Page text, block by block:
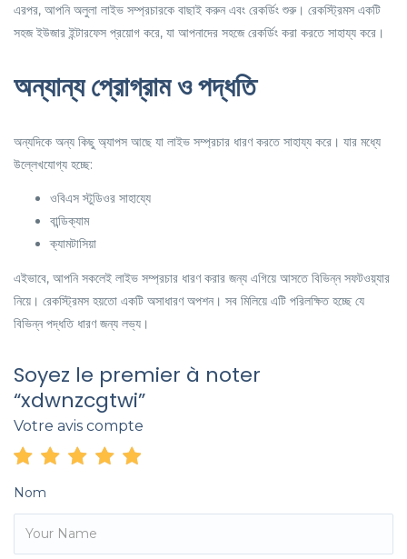
এরপর, আপনি অলুলা লাইভ সম্প্রচারকে বাছাই করুন এবং রেকর্ডিং শুরু। রেকস্ট্রিমস একটি
সহজ ইউজার ইন্টারফেস প্রয়োগ করে, যা আপনাদের সহজে রেকর্ডিং করা করতে সাহায্য করে।
অন্যান্য প্রোগ্রাম ও পদ্ধতি
অন্যদিকে অন্য কিছু অ্যাপস আছে যা লাইভ সম্প্রচার ধারণ করতে সাহায্য করে। যার মধ্যে
উল্লেখযোগ্য হচ্ছে:
ওবিএস স্টুডিওর সাহায্যে
বান্ডিক্যাম
ক্যামটাসিয়া
এইভাবে, আপনি সকলেই লাইভ সম্প্রচার ধারণ করার জন্য এগিয়ে আসতে বিভিন্ন সফটওয়্যার
নিয়ে। রেকস্ট্রিমস হয়তো একটি অসাধারণ অপশন। সব মিলিয়ে এটি পরিলক্ষিত হচ্ছে যে
বিভিন্ন পদ্ধতি ধারণ জন্য লভ্য।
Soyez le premier à noter
“xdwnzcgtwi”
Votre avis compte
Nom